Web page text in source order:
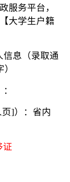
服务平台，
大学生户籍
信息（录取通
：
]）：省内
证